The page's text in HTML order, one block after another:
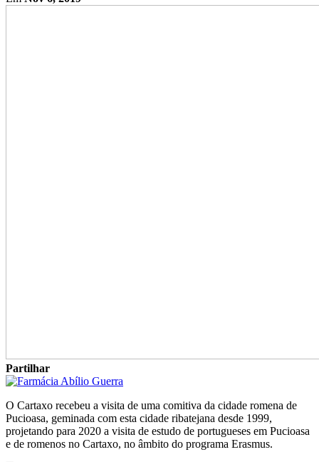
Partilhar
O Cartaxo recebeu a visita de uma comitiva da cidade romena de
Pucioasa, geminada com esta cidade ribatejana desde 1999,
projetando para 2020 a visita de estudo de portugueses em Pucioasa
e de romenos no Cartaxo, no âmbito do programa Erasmus.